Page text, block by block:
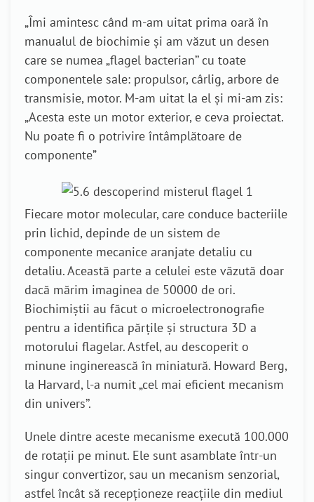
„Îmi amintesc când m-am uitat prima oară în
manualul de biochimie și am văzut un desen
care se numea „flagel bacterian’’ cu toate
componentele sale: propulsor, cârlig, arbore de
transmisie, motor. M-am uitat la el și mi-am zis:
„Acesta este un motor exterior, e ceva proiectat.
Nu poate fi o potrivire întâmplătoare de
componente”
Fiecare motor molecular, care conduce bacteriile
prin lichid, depinde de un sistem de
componente mecanice aranjate detaliu cu
detaliu. Această parte a celulei este văzută doar
dacă mărim imaginea de 50000 de ori.
Biochimiștii au făcut o microelectronografie
pentru a identifica părțile și structura 3D a
motorului flagelar. Astfel, au descoperit o
minune inginerească în miniatură. Howard Berg,
la Harvard, l-a numit „cel mai eficient mecanism
din univers’’.
Unele dintre aceste mecanisme execută 100.000
de rotații pe minut. Ele sunt asamblate într-un
singur convertizor, sau un mecanism senzorial,
astfel încât să recepționeze reacțiile din mediul